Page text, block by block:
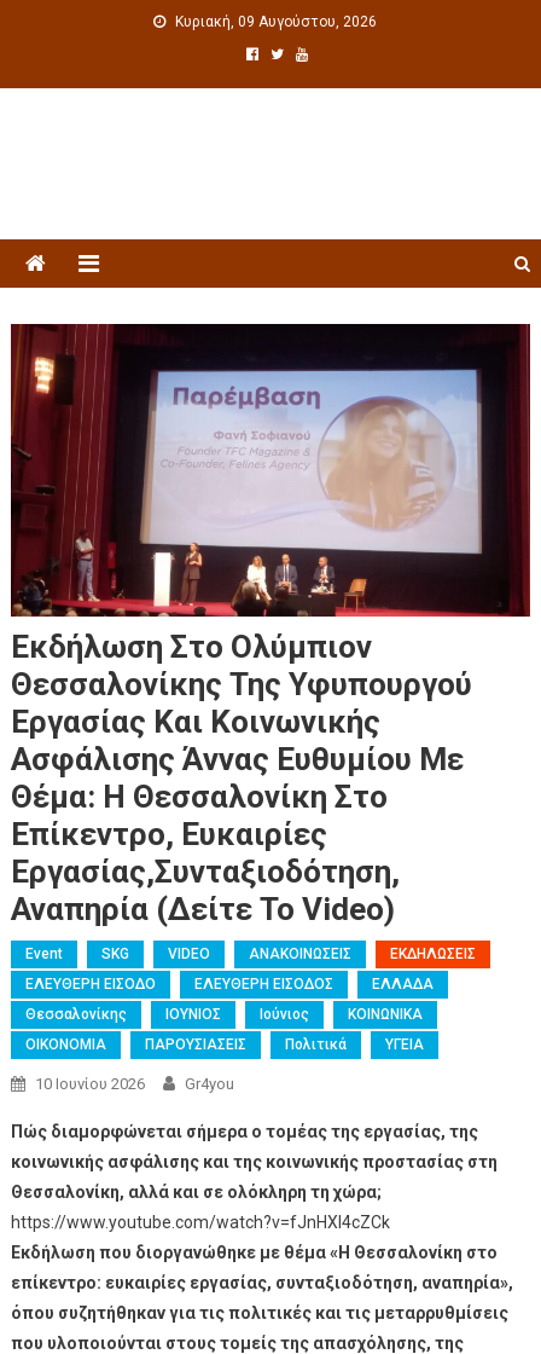
Κυριακή, 09 Αυγούστου, 2026
Εκδήλωση Στο Ολύμπιον
Θεσσαλονίκης Της Υφυπουργού
Εργασίας Και Κοινωνικής
Ασφάλισης Άννας Ευθυμίου Με
Θέμα: Η Θεσσαλονίκη Στο
Επίκεντρο, Ευκαιρίες
Εργασίας,συνταξιοδότηση,
Αναπηρία (Δείτε Το Video)
Event SKG VIDEO ΑΝΑΚΟΙΝΩΣΕΙΣ
ΕΚΔΗΛΩΣΕΙΣ
ΕΛΕΥΘΕΡΗ ΕΙΣΟΔΟ
ΕΛΕΥΘΕΡΗ ΕΙΣΟΔΟΣ
ΕΛΛΑΔΑ
Θεσσαλονίκης
ΙΟΥΝΙΟΣ Ιούνιος
ΚΟΙΝΩΝΙΚΑ
ΟΙΚΟΝΟΜΙΑ
ΠΑΡΟΥΣΙΑΣΕΙΣ Πολιτικά ΥΓΕΙΑ
10 Ιουνίου 2026 Gr4you
Πώς διαμορφώνεται σήμερα ο τομέας της εργασίας, της
κοινωνικής ασφάλισης και της κοινωνικής προστασίας στη
Θεσσαλονίκη, αλλά και σε ολόκληρη τη χώρα;
https://www.youtube.com/watch?v=fJnHXI4cZCk
Εκδήλωση που διοργανώθηκε με θέμα «Η Θεσσαλονίκη στο
επίκεντρο: ευκαιρίες εργασίας, συνταξιοδότηση, αναπηρία»,
όπου συζητήθηκαν για τις πολιτικές και τις μεταρρυθμίσεις
που υλοποιούνται στους τομείς της απασχόλησης, της